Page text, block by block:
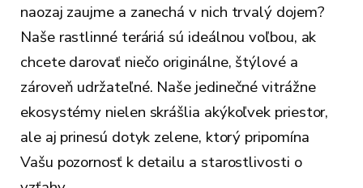
naozaj zaujme a zanechá v nich trvalý dojem?
Naše rastlinné teráriá sú ideálnou voľbou, ak
chcete darovať niečo originálne, štýlové a
zároveň udržateľné. Naše jedinečné vitrážne
ekosystémy nielen skrášlia akýkoľvek priestor,
ale aj prinesú dotyk zelene, ktorý pripomína
Vašu pozornosť k detailu a starostlivosti o